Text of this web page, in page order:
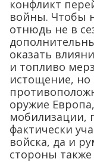
конфликт
войны. Чтобы
отнюдь не в
оказать
и топливо
истощение, но
оружие
мобилизации,
фактически
войска, да и
стороны